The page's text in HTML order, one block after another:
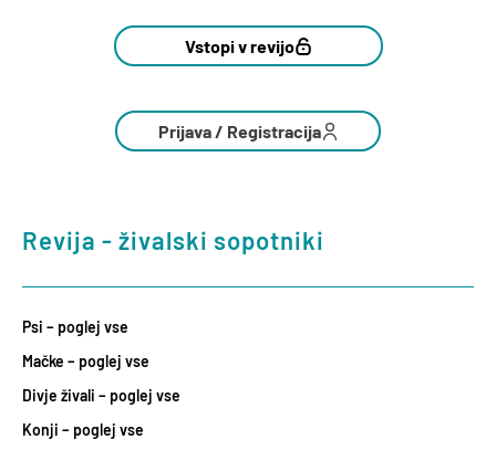
Vstopi v revijo
Prijava / Registracija
Revija - živalski sopotniki
Psi – poglej vse
Mačke – poglej vse
Divje živali – poglej vse
Konji – poglej vse